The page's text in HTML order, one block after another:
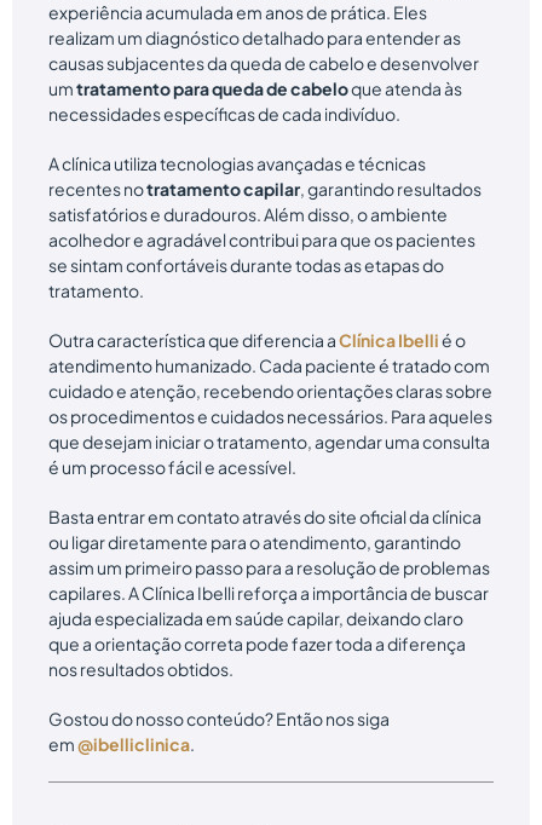
experiência acumulada em anos de prática. Eles
realizam um diagnóstico detalhado para entender as
causas subjacentes da queda de cabelo e desenvolver
umtratamento para queda de cabeloque atenda às
necessidades específicas de cada indivíduo.
A clínica utiliza tecnologias avançadas e técnicas
recentes notratamento capilar, garantindo resultados
satisfatórios e duradouros. Além disso, o ambiente
acolhedor e agradável contribui para que os pacientes
se sintam confortáveis durante todas as etapas do
tratamento.
Outra característica que diferencia aClínica Ibellié o
atendimento humanizado. Cada paciente é tratado com
cuidado e atenção, recebendo orientações claras sobre
os procedimentos e cuidados necessários. Para aqueles
que desejam iniciar o tratamento, agendar uma consulta
é um processo fácil e acessível.
Basta entrar em contato através do site oficial da clínica
ou ligar diretamente para o atendimento, garantindo
assim um primeiro passo para a resolução de problemas
capilares. A Clínica Ibelli reforça a importância de buscar
ajuda especializada em saúde capilar, deixando claro
que a orientação correta pode fazer toda a diferença
nos resultados obtidos.
Gostou do nosso conteúdo? Então nos siga
em@ibelliclinica.